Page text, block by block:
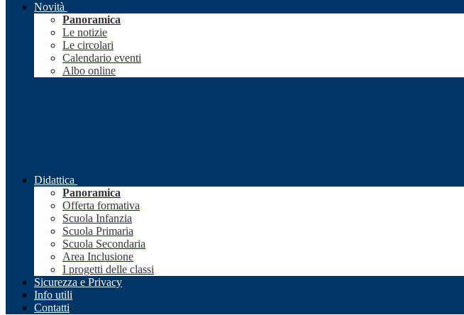
Novità
Panoramica
Le notizie
Le circolari
Calendario eventi
Albo online
Didattica
Panoramica
Offerta formativa
Scuola Infanzia
Scuola Primaria
Scuola Secondaria
Area Inclusione
I progetti delle classi
Sicurezza e Privacy
Info utili
Contatti